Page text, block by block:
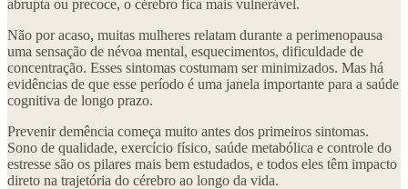
abrupta ou precoce, o cérebro fica mais vulnerável.
Não por acaso, muitas mulheres relatam durante a perimenopausa
uma sensação de névoa mental, esquecimentos, dificuldade de
concentração. Esses sintomas costumam ser minimizados. Mas há
evidências de que esse período é uma janela importante para a saúde
cognitiva de longo prazo.
Prevenir demência começa muito antes dos primeiros sintomas.
Sono de qualidade, exercício físico, saúde metabólica e controle do
estresse são os pilares mais bem estudados, e todos eles têm impacto
direto na trajetória do cérebro ao longo da vida.